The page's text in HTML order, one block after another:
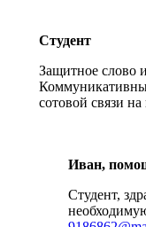
Студент
Защитное слово
сотовой связи
Иван,
Студент,